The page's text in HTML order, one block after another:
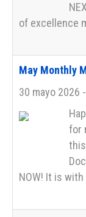
of excellence
May Monthly
30 mayo 2026 -
for
this
NOW! It is